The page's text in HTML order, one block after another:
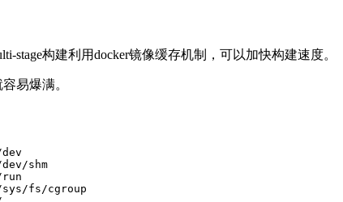
stage构建利用docker镜像缓存机制，可以加快构建速度。
易爆满。
shm
fs/cgroup